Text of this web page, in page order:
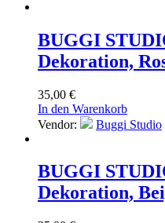
BUGGI
Dekoration,
35,00 €
In den Warenkorb
Vendor:
Buggi Studio
BUGGI
Dekoration,